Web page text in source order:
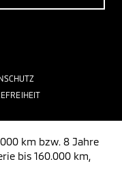
km bzw. 8 Jahre
bis 160.000 km,